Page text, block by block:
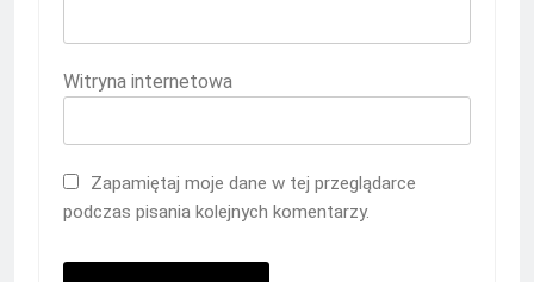
Witryna internetowa
Zapamiętaj moje dane w tej przeglądarce
podczas pisania kolejnych komentarzy.